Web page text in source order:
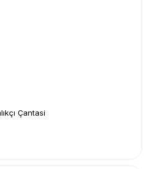
Çantasi